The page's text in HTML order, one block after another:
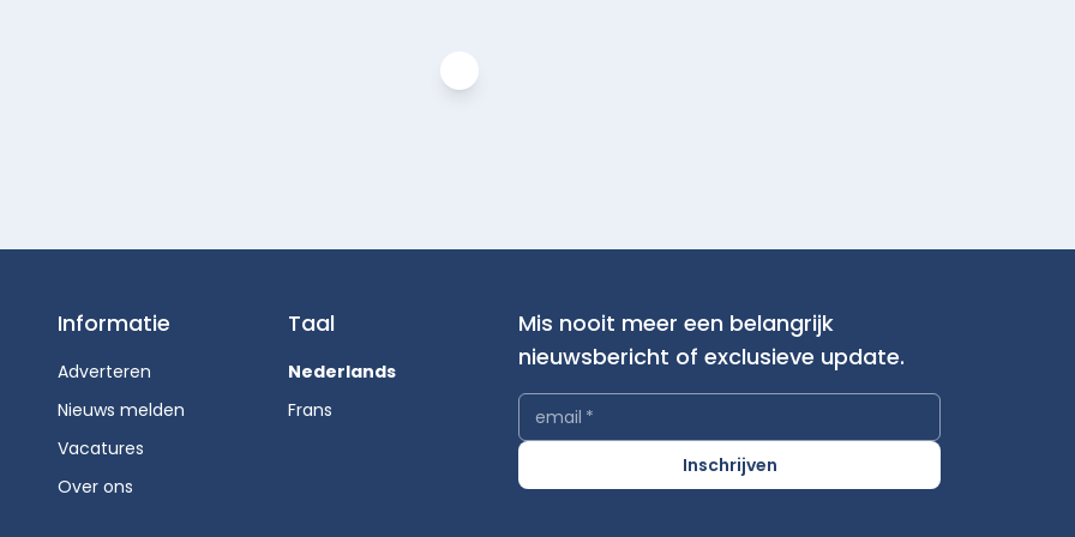
Informatie
Adverteren
Nieuws melden
Vacatures
Over ons
Taal
Nederlands
Frans
Mis nooit meer een belangrijk
nieuwsbericht of exclusieve update.
email *
Inschrijven